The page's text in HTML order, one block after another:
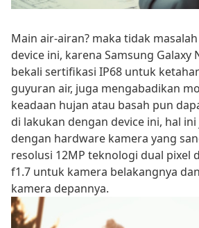
Main air-airan? maka tidak
device ini, karena Samsung Galaxy
bekali sertifikasi IP68 untuk
guyuran air, juga mengabadikan
keadaan hujan atau basah pun
di lakukan dengan device ini, hal
dengan hardware kamera yang
resolusi 12MP teknologi dual pixel
f1.7 untuk kamera belakangnya
kamera depannya.